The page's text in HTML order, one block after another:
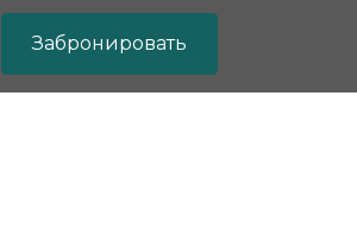
Забронировать